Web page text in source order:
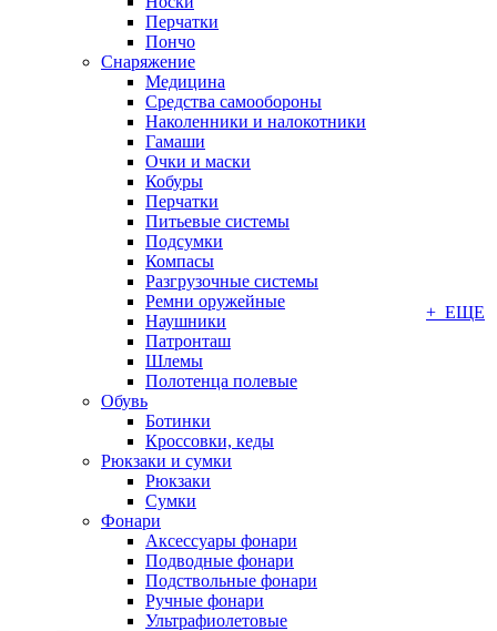
Перчатки
Пончо
Снаряжение
Медицина
Средства самообороны
Наколенники и налокотники
Гамаши
Очки и маски
Кобуры
Перчатки
Питьевые системы
Подсумки
Компасы
Разгрузочные системы
Ремни оружейные
Наушники
Патронташ
Шлемы
Полотенца полевые
Обувь
Ботинки
Кроссовки, кеды
Рюкзаки и сумки
Рюкзаки
Сумки
Фонари
Аксессуары фонари
Подводные фонари
Подствольные фонари
Ручные фонари
Ультрафиолетовые
+ ЕЩЕ